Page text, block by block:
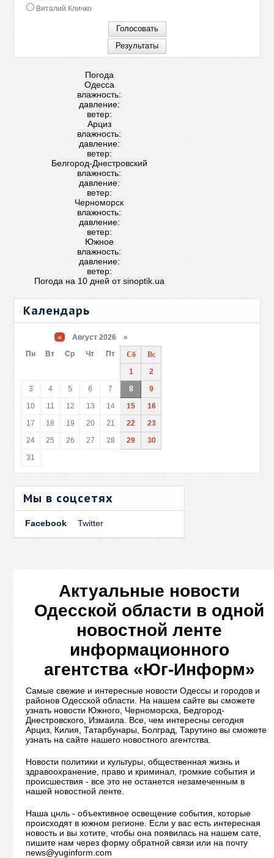
Виталий Кличко
Погода
Одесса
влажность:
давление:
ветер:
Арциз
влажность:
давление:
ветер:
Белгород-Днестровский
влажность:
давление:
ветер:
Черноморск
влажность:
давление:
ветер:
Южное
влажность:
давление:
ветер:
Погода на 10 дней отsinoptik.ua
Календарь
« Август 2026 »
Пн
Вт Ср Чт Пт Сб
Вс
1
2
3
4 5 6 7 8
9
10
11 12 13 14 15
16
17
18 19 20 21 22
23
24
25 26 27 28 29
30
31
Мы в соцсетях
Facebook Twitter
Актуальные новости
Одесской области в одной
новостной ленте
информационного
агентства «Юг-Информ»
Самые свежие и интересные новости Одессы и городов и
районов Одесской области. На нашем сайте вы сможете
узнать новости Южного, Черноморска, Бедгород-
Днестровского, Измаила. Все, чем интересны сегодня
Арциз, Килия, Татарбунары, Болград, Тарутино вы сможете
узнать на сайте нашего новостного агентства.
Новости политики и культуры, общественная жизнь и
здравоохранение, право и криминал, громкие события и
происшествия - все это не останется незамеченным в
нашей новостной ленте.
Наша цнль - объективное освещение события, которые
происходят в южном регионе. Если у вас есть интересная
новость и вы хотите, чтобы она появилась на нашем сате,
пишите нам через форму обратной связи или на почту
news@yuginform.com